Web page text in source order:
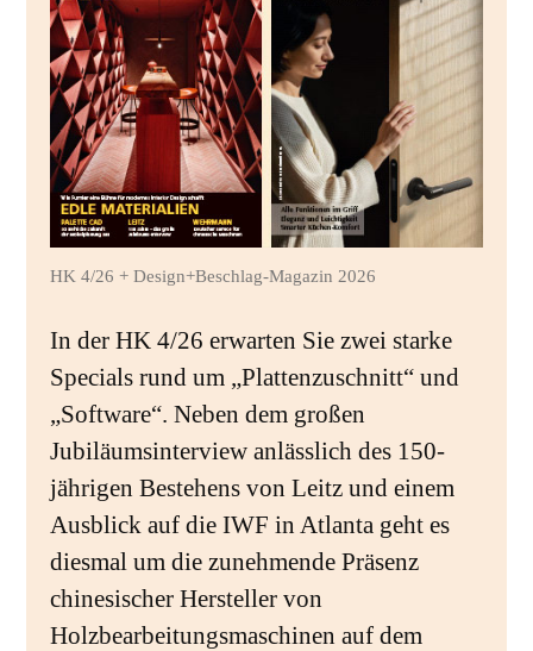
HK 4/26 + Design+Beschlag-Magazin 2026
In der HK 4/26 erwarten Sie zwei starke
Specials rund um „Plattenzuschnitt“ und
„Software“. Neben dem großen
Jubiläumsinterview anlässlich des 150-
jährigen Bestehens von Leitz und einem
Ausblick auf die IWF in Atlanta geht es
diesmal um die zunehmende Präsenz
chinesischer Hersteller von
Holzbearbeitungsmaschinen auf dem